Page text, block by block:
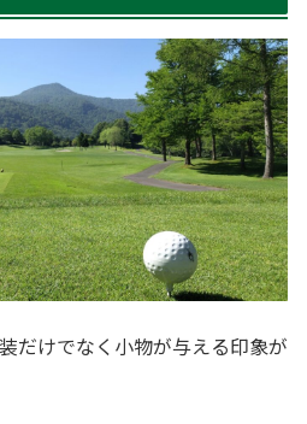
だけでなく小物が与える印象が